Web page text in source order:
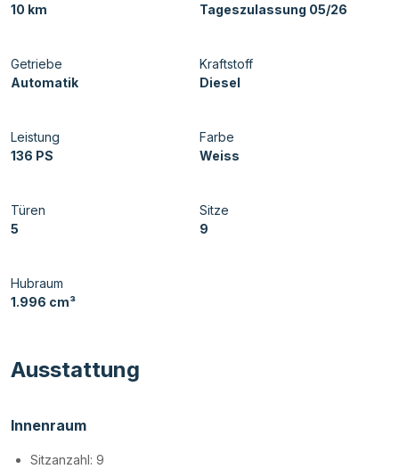
10 km
Tageszulassung 05/26
Getriebe
Automatik
Kraftstoff
Diesel
Leistung
136 PS
Farbe
Weiss
Türen
5
Sitze
9
Hubraum
1.996 cm³
Ausstattung
Innenraum
Sitzanzahl: 9